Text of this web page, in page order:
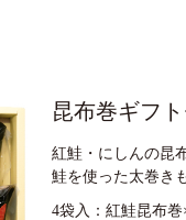
昆布巻ギフ
紅鮭・にしんの昆
鮭を使った太巻き
4袋入：紅鮭昆布巻